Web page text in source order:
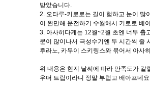
받았습니다.
2. 오타루-키로로는 길이 험하고 눈이 많
이 완만해 운전하기 수월해서 키로로 베
3. 아사히다케는 12월~2월 초엔 너무 춥
문이 많이나서 극성수기엔 두 시간씩 줄
후라노, 카무이 스키링스와 묶어서 아사
위 내용은 현지 날씨에 따라 만족도가
우더 트립이라니 정말 부럽고 배아프네